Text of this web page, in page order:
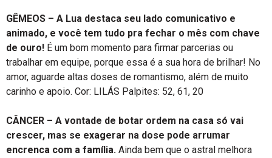
GÊMEOS – A Lua destaca seu lado comunicativo e
animado, e você tem tudo pra fechar o mês com chave
de ouro! É um bom momento para firmar parcerias ou
trabalhar em equipe, porque essa é a sua hora de brilhar! No
amor, aguarde altas doses de romantismo, além de muito
carinho e apoio. Cor: LILÁS Palpites: 52, 61, 20
CÂNCER – A vontade de botar ordem na casa só vai
crescer, mas se exagerar na dose pode arrumar
encrenca com a família. Ainda bem que o astral melhora